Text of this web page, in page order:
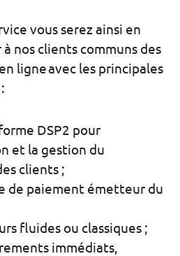
vous serez ainsi en
nos clients communs des
ligne avec les principales
DSP2 pour
et la gestion du
clients ;
de paiement émetteur du
fluides ou classiques ;
immédiats,